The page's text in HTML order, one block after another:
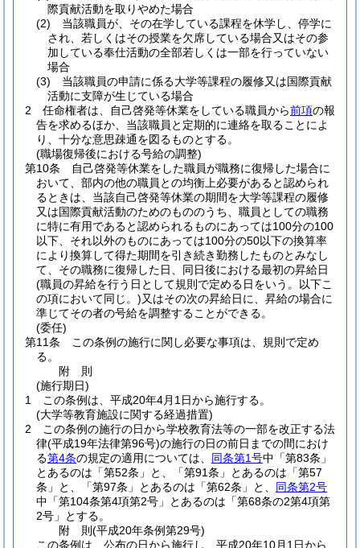
際貢献活動を取りやめた場合
(2)
当該職員が、その在学している課程を休学し、停学に
され、若しくはその授業を欠席している場合又はその参
加している奉仕活動の全部若しくは一部を行っていない
場合
(3)
当該職員の申請に係る大学等課程の履修又は国際貢献
活動に支障が生じている場合
2
任命権者は、自己啓発等休業をしている職員から前項の報
告を求めるほか、当該職員と定期的に連絡を取ることによ
り、十分な意思疎通を図るものとする。
(職場復帰後における号給の調整)
第10条
自己啓発等休業をした職員が職務に復帰した場合に
おいて、部内の他の職員との均衡上必要があると認められ
るときは、当該自己啓発等休業の期間を大学等課程の履修
又は国際貢献活動のためのもののうち、職員としての職務
に特に有用であると認められるものにあっては100分の100
以下、それ以外のものにあっては100分の50以下の換算率
により換算して得た期間を引き続き勤務したものとみなし
て、その職務に復帰した日、同日後における最初の昇給日
(職員の昇給を行う日として規則で定める日をいう。以下こ
の項において同じ。)又はその次の昇給日に、昇給の場合に
準じてその者の号給を調整することができる。
(委任)
第11条
この条例の施行に関し必要な事項は、規則で定め
る。
附 則
(施行期日)
1
この条例は、平成20年4月1日から施行する。
(大学等教育施設に関する経過措置)
2
この条例の施行の日から学校教育法等の一部を改正する法
律(平成19年法律第96号)の施行の日の前日までの間におけ
る第4条の規定の適用については、 同条第1号中「第83条」
とあるのは「第52条」と、「第91条」とあるのは「第57
条」と、「第97条」とあるのは「第62条」と、 同条第2号
中「第104条第4項第2号」とあるのは「第68条の2第4項第
2号」とする。
附 則(平成20年条例第29号)
この条例は、公布の日から施行し、平成20年10月1日から